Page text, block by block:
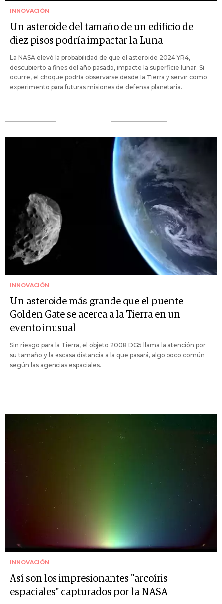
INNOVACIÓN
Un asteroide del tamaño de un edificio de
diez pisos podría impactar la Luna
La NASA elevó la probabilidad de que el asteroide 2024 YR4,
descubierto a fines del año pasado, impacte la superficie lunar. Si
ocurre, el choque podría observarse desde la Tierra y servir como
experimento para futuras misiones de defensa planetaria.
INNOVACIÓN
Un asteroide más grande que el puente
Golden Gate se acerca a la Tierra en un
evento inusual
Sin riesgo para la Tierra, el objeto 2008 DG5 llama la atención por
su tamaño y la escasa distancia a la que pasará, algo poco común
según las agencias espaciales.
INNOVACIÓN
Así son los impresionantes "arcoíris
espaciales" capturados por la NASA